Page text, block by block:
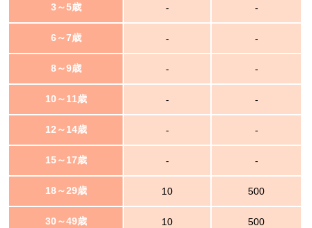
3～5歳 - -
6～7歳 - -
8～9歳 - -
10～11歳 - -
12～14歳 - -
15～17歳 - -
18～29歳 10 500
30～49歳 10 500